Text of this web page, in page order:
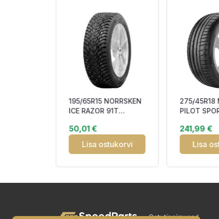
195/65R15 NORRSKEN
ICE RAZOR 91T
50,01 €
Lisa ostukorvi
275/45R18
PILOT
241,99 €
Lisa
Ostutingimused